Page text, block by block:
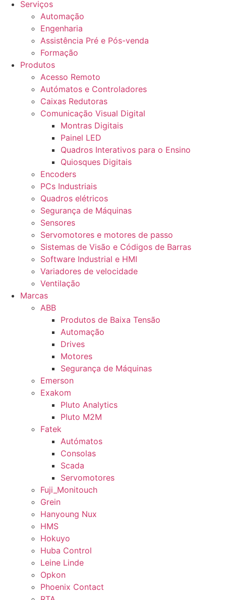
Serviços
Automação
Engenharia
Assistência Pré e Pós-venda
Formação
Produtos
Acesso Remoto
Autómatos e Controladores
Caixas Redutoras
Comunicação Visual Digital
Montras Digitais
Painel LED
Quadros Interativos para o Ensino
Quiosques Digitais
Encoders
PCs Industriais
Quadros elétricos
Segurança de Máquinas
Sensores
Servomotores e motores de passo
Sistemas de Visão e Códigos de Barras
Software Industrial e HMI
Variadores de velocidade
Ventilação
Marcas
ABB
Produtos de Baixa Tensão
Automação
Drives
Motores
Segurança de Máquinas
Emerson
Exakom
Pluto Analytics
Pluto M2M
Fatek
Autómatos
Consolas
Scada
Servomotores
Fuji_Monitouch
Grein
Hanyoung Nux
HMS
Hokuyo
Huba Control
Leine Linde
Opkon
Phoenix Contact